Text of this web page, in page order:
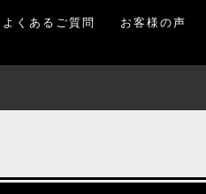
よくあるご質問 お客様の声